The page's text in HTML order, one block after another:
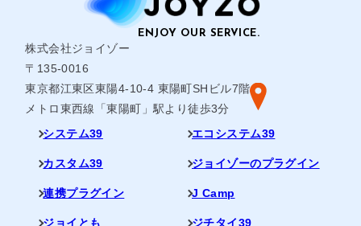
株式会社ジョイゾー
〒135-0016
東京都江東区東陽4-10-4 東陽町SHビル7階
メトロ東西線「東陽町」駅より徒歩3分
システム39
エコシステム39
カスタム39 ジョイゾーのプラグイン
連携プラグイン J Camp
ジョイとも ジチタイ39